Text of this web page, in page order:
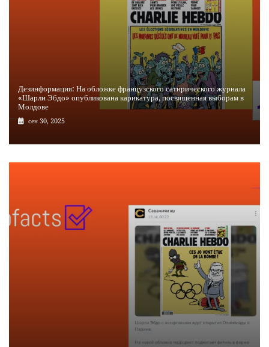
Дезинформация: На обложке французского сатирического журнала
«Шарли Эбдо» опубликована карикатура, посвященная выборам в
Молдове
сен 30, 2025